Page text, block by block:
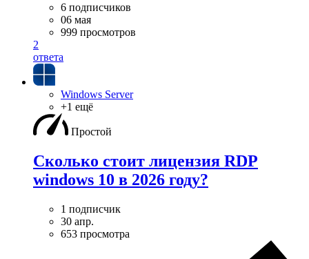
6 подписчиков
06 мая
999 просмотров
2
ответа
Windows Server
+1 ещё
Простой
Сколько стоит лицензия RDP
windows 10 в 2026 году?
1 подписчик
30 апр.
653 просмотра